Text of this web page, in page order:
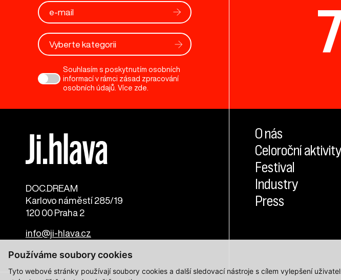
Používáme soubory cookies
Tyto webové stránky používají soubory cookies a další sledovací nástroje s cílem vylepšení
Vyberte kategorii
Souhlasím s poskytnutím osobních
informací v rámci zásad zpracování
osobních údajů. Více zde
DOC.DREAM​
Karlovo náměstí 285/19
120 00 Praha 2
info@ji-hlava.cz
O nás
Celoroční aktivity
Festival
Industry
Press